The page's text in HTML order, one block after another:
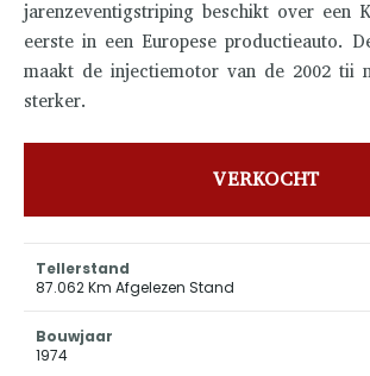
jarenzeventigstriping beschikt over een
eerste in een Europese productieauto.
maakt de injectiemotor van de 2002 tii
sterker.
VERKOCHT
Tellerstand
87.062 Km Afgelezen Stand
Bouwjaar
1974